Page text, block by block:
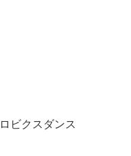
ビクスダンス